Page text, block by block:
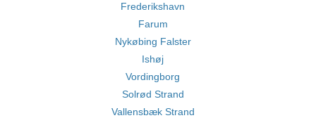
Frederikshavn
Farum
Nykøbing Falster
Ishøj
Vordingborg
Solrød Strand
Vallensbæk Strand